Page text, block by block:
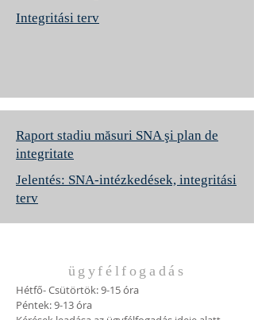
Integritási terv
Raport stadiu măsuri SNA şi plan de
integritate
Jelentés: SNA-intézkedések, integritási
terv
ügyfélfogadás
Hétfő- Csütörtök: 9-15 óra
Péntek: 9-13 óra